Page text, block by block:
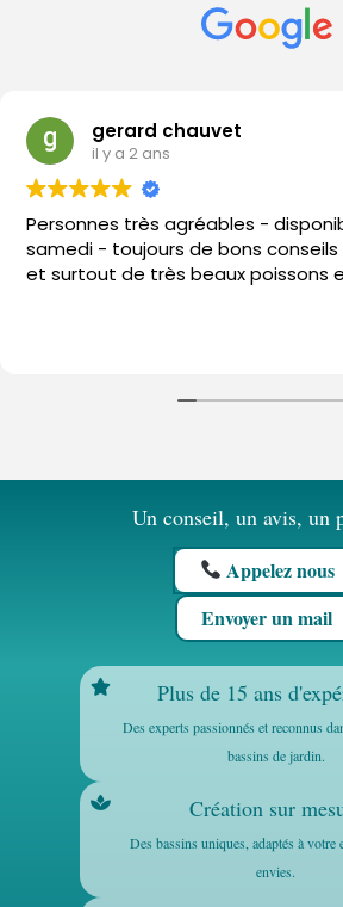
gerard chauvet
il y a 2 ans
Personnes très agréables -
samedi - toujours de bons
et surtout de très beaux
Envoyer un mail
Appelez nous
Un conseil, un avis, un
Plus de 15 ans
Des experts passionnés et reconnus
bassins de jardin.
Création sur
Des bassins uniques, adaptés à votre
envies.